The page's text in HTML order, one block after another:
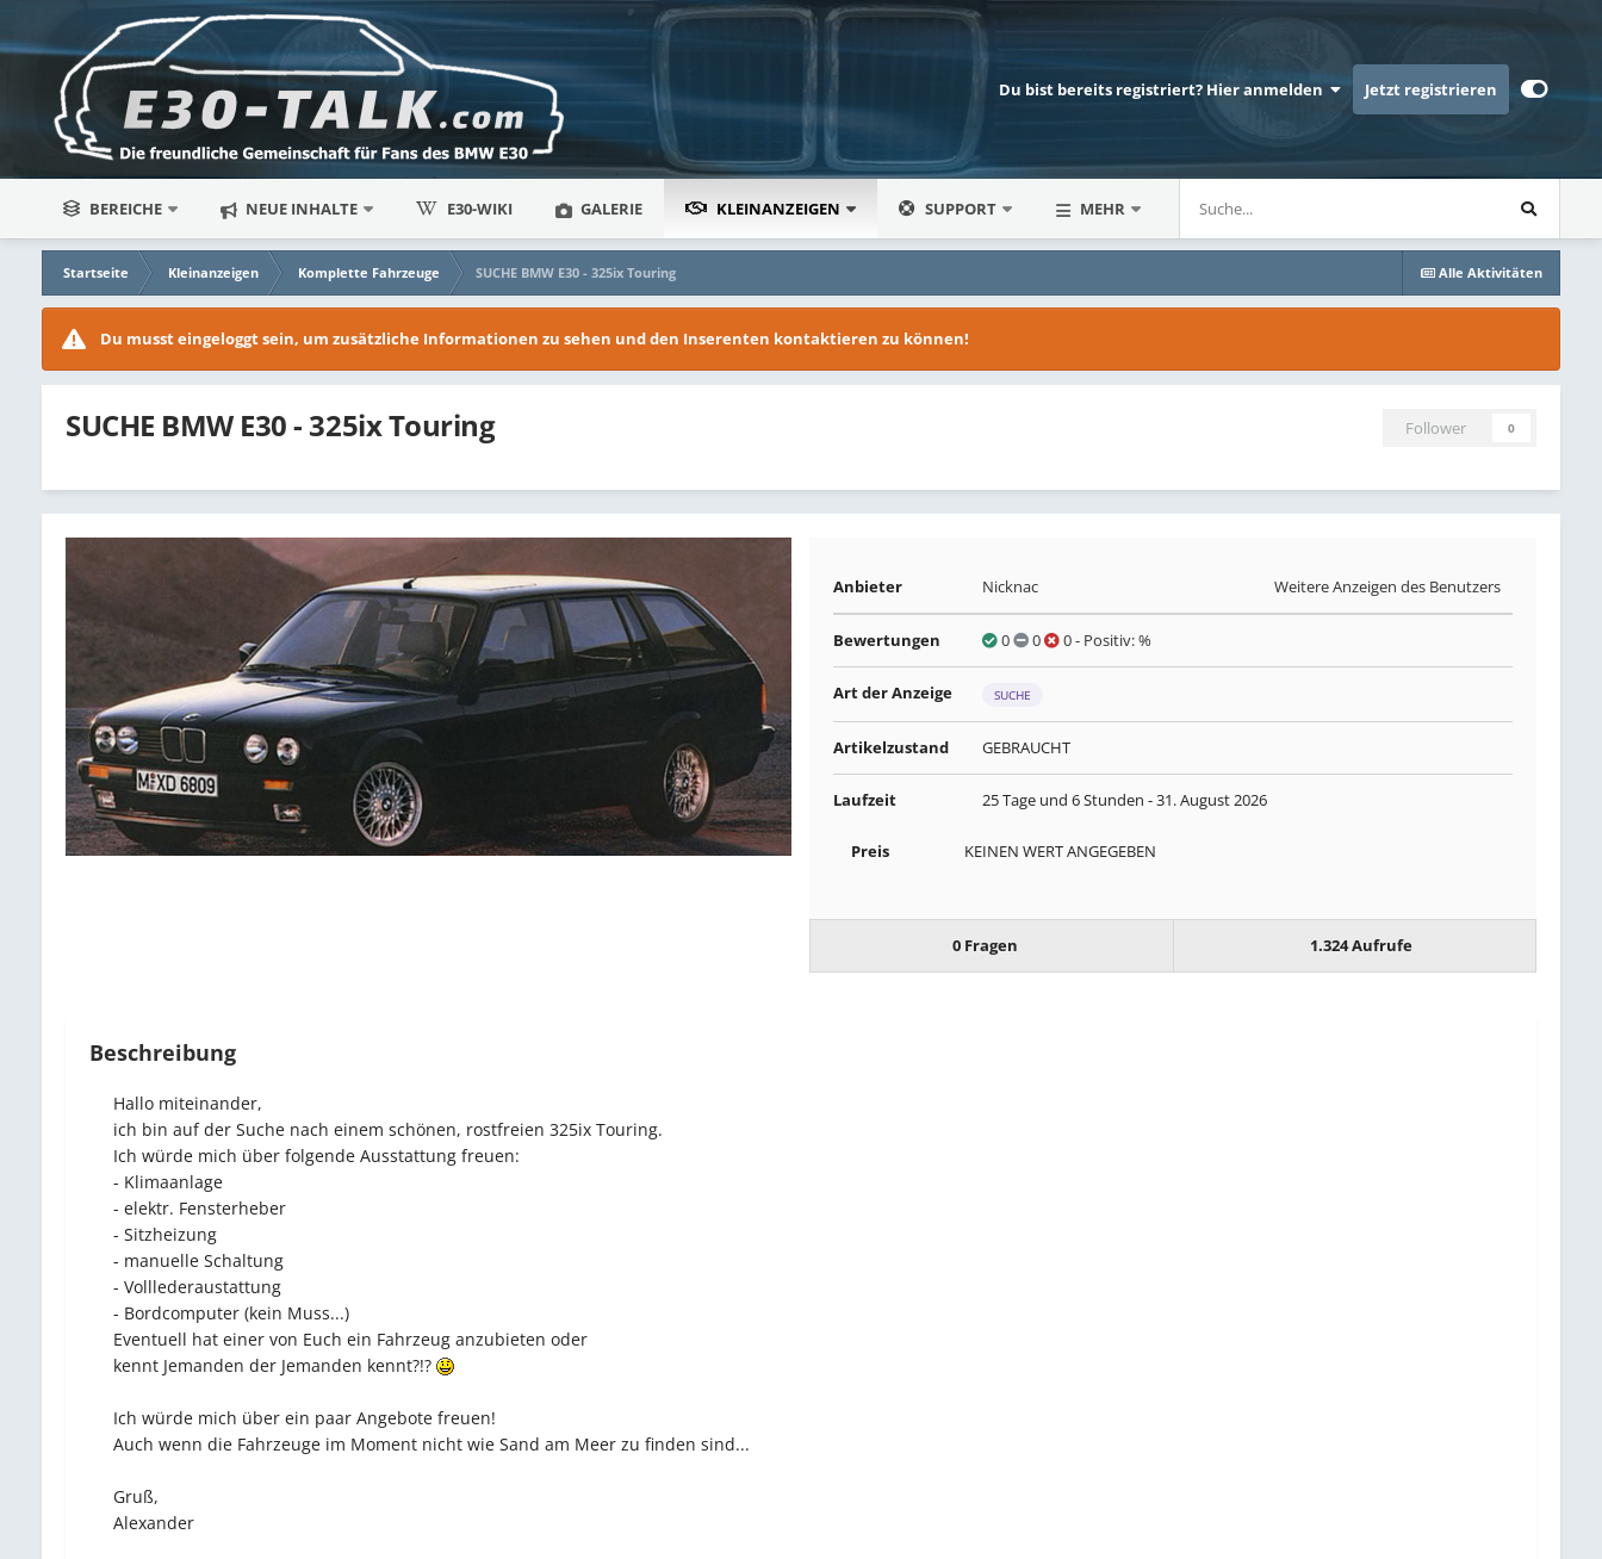
Du bist bereits registriert? Hier anmelden Jetzt registrieren
BEREICHE NEUE INHALTE E30-WIKI GALERIE KLEINANZEIGEN SUPPORT MEHR
Alle Aktivitäten
Startseite Kleinanzeigen Komplette Fahrzeuge SUCHE BMW E30 - 325ix Touring
Du musst eingeloggt sein, um zusätzliche Informationen zu sehen und den Inserenten kontaktieren zu können!
Follower 0
SUCHE BMW E30 - 325ix Touring
Anbieter Nicknac Weitere Anzeigen des Benutzers
Bewertungen 0 0 0- Positiv: %
Art der Anzeige SUCHE
Artikelzustand GEBRAUCHT
Laufzeit 25 Tage und 6 Stunden -31. August 2026
Preis KEINEN WERT ANGEGEBEN
0 Fragen 1.324 Aufrufe
Beschreibung
Hallo miteinander,
ich bin auf der Suche nach einem schönen, rostfreien 325ix Touring.
Ich würde mich über folgende Ausstattung freuen:
- Klimaanlage
- elektr. Fensterheber
- Sitzheizung
- manuelle Schaltung
- Volllederaustattung
- Bordcomputer (kein Muss...)
Eventuell hat einer von Euch ein Fahrzeug anzubieten oder
kennt Jemanden der Jemanden kennt?!?
Ich würde mich über ein paar Angebote freuen!
Auch wenn die Fahrzeuge im Moment nicht wie Sand am Meer zu finden sind...
Gruß,
Alexander